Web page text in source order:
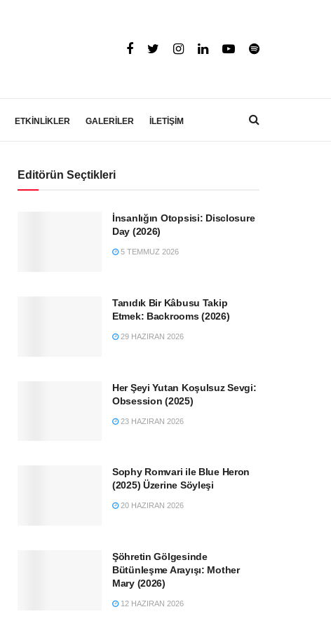
ETKİNLİKLER GALERİLER İLETİŞİM
Editörün Seçtikleri
İnsanlığın Otopsisi: Disclosure
Day (2026)
5 TEMMUZ 2026
Tanıdık Bir Kâbusu Takip
Etmek: Backrooms (2026)
29 HAZIRAN 2026
Her Şeyi Yutan Koşulsuz Sevgi:
Obsession (2025)
23 HAZIRAN 2026
Sophy Romvari ile Blue Heron
(2025) Üzerine Söyleşi
20 HAZIRAN 2026
Şöhretin Gölgesinde
Bütünleşme Arayışı: Mother
Mary (2026)
12 HAZIRAN 2026